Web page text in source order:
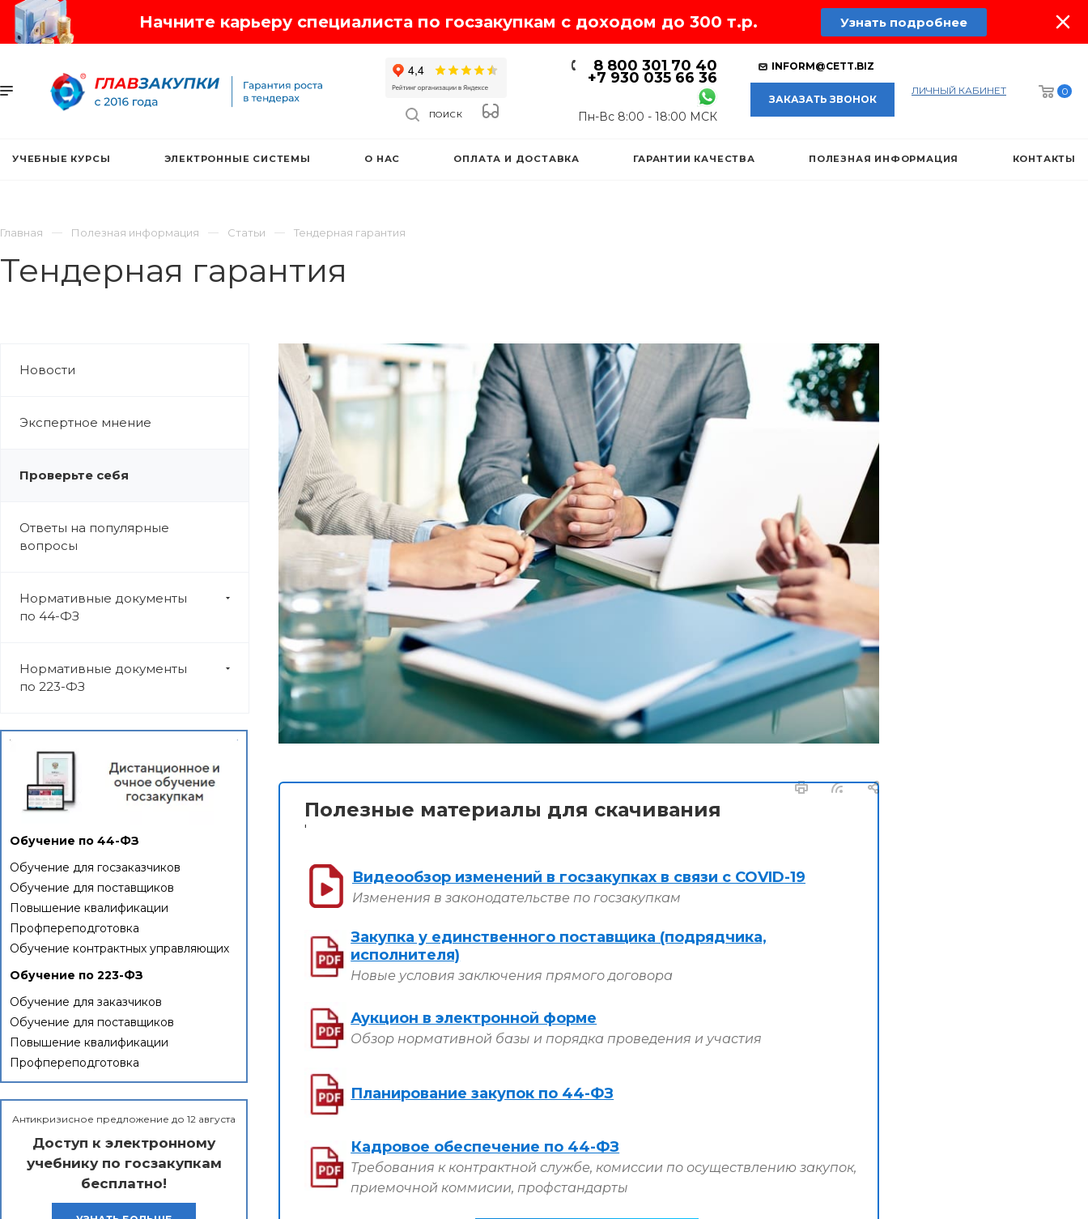
Начните карьеру специалиста по госзакупкам с доходом до 300 т.р. Узнать подробнее
ПОИСК
8 800 301 70 40
+7 930 035 66 36
Пн-Вс 8:00 - 18:00 МСК
INFORM@CETT.BIZ
ЗАКАЗАТЬ ЗВОНОК
ЛИЧНЫЙ КАБИНЕТ 0
УЧЕБНЫЕ КУРСЫ ЭЛЕКТРОННЫЕ СИСТЕМЫ О НАС ОПЛАТА И ДОСТАВКА ГАРАНТИИ КАЧЕСТВА ПОЛЕЗНАЯ ИНФОРМАЦИЯ КОНТАКТЫ
Главная Полезная информация Статьи Тендерная гарантия
Тендерная гарантия
Новости
Экспертное мнение
Проверьте себя
Ответы на популярные
вопросы
Нормативные документы
по 44-ФЗ
Нормативные документы
по 223-ФЗ
Обучение по 44-ФЗ
Обучение для госзаказчиков
Обучение для поставщиков
Повышение квалификации
Профпереподготовка
Обучение контрактных управляющих
Обучение по 223-ФЗ
Обучение для заказчиков
Обучение для поставщиков
Повышение квалификации
Профпереподготовка
Антикризисное предложение до 12 августа
Доступ к электронному
учебнику по госзакупкам
бесплатно!
Полезные материалы для скачивания
'
Видеообзор изменений в госзакупках в связи с COVID-19
Изменения в законодательстве по госзакупкам
Закупка у единственного поставщика (подрядчика,
исполнителя)
Новые условия заключения прямого договора
Аукцион в электронной форме
Обзор нормативной базы и порядка проведения и участия
Планирование закупок по 44-ФЗ
Кадровое обеспечение по 44-ФЗ
Требования к контрактной службе, комиссии по осуществлению закупок,
приемочной коммисии, профстандарты